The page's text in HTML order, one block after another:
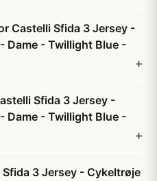
Castelli Sfida 3 Jersey -
Dame - Twillight Blue -
Sfida 3 Jersey -
Dame - Twillight Blue -
3 Jersey - Cykeltrøje